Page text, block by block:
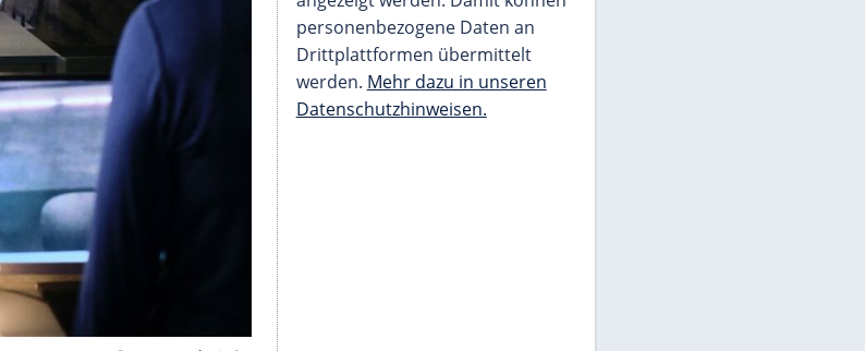
jetzt aktivieren
Ich bin damit einverstanden,
dass mir externe Inhalte